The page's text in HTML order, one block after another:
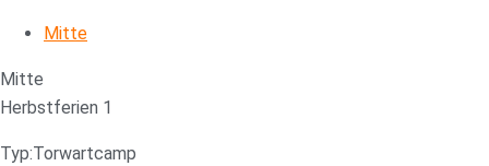
Mitte
Mitte
Herbstferien 1
Typ:Torwartcamp